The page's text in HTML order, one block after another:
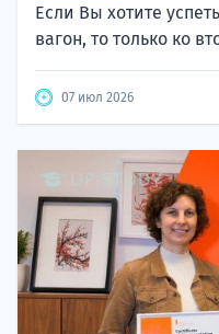
Если Вы хотите
вагон, то только ко
07 июл 2026